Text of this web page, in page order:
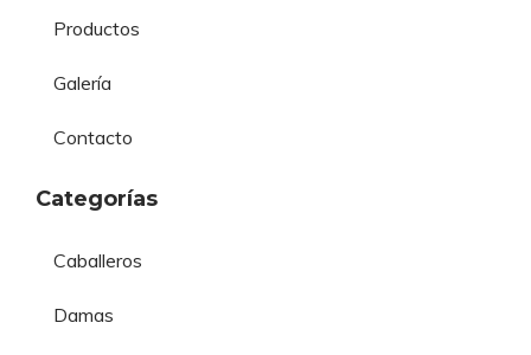
Productos
Galería
Contacto
Categorías
Caballeros
Damas